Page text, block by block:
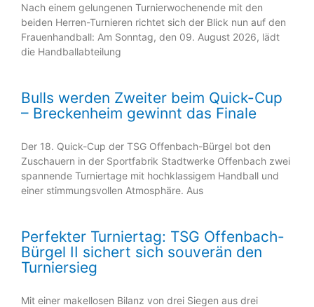
Nach einem gelungenen Turnierwochenende mit den
beiden Herren-Turnieren richtet sich der Blick nun auf den
Frauenhandball: Am Sonntag, den 09. August 2026, lädt
die Handballabteilung
Bulls werden Zweiter beim Quick-Cup
– Breckenheim gewinnt das Finale
Der 18. Quick-Cup der TSG Offenbach-Bürgel bot den
Zuschauern in der Sportfabrik Stadtwerke Offenbach zwei
spannende Turniertage mit hochklassigem Handball und
einer stimmungsvollen Atmosphäre. Aus
Perfekter Turniertag: TSG Offenbach-
Bürgel II sichert sich souverän den
Turniersieg
Mit einer makellosen Bilanz von drei Siegen aus drei